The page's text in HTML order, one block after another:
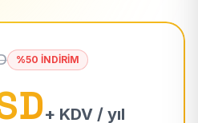
%50 İNDİRİM
+ KDV / yıl